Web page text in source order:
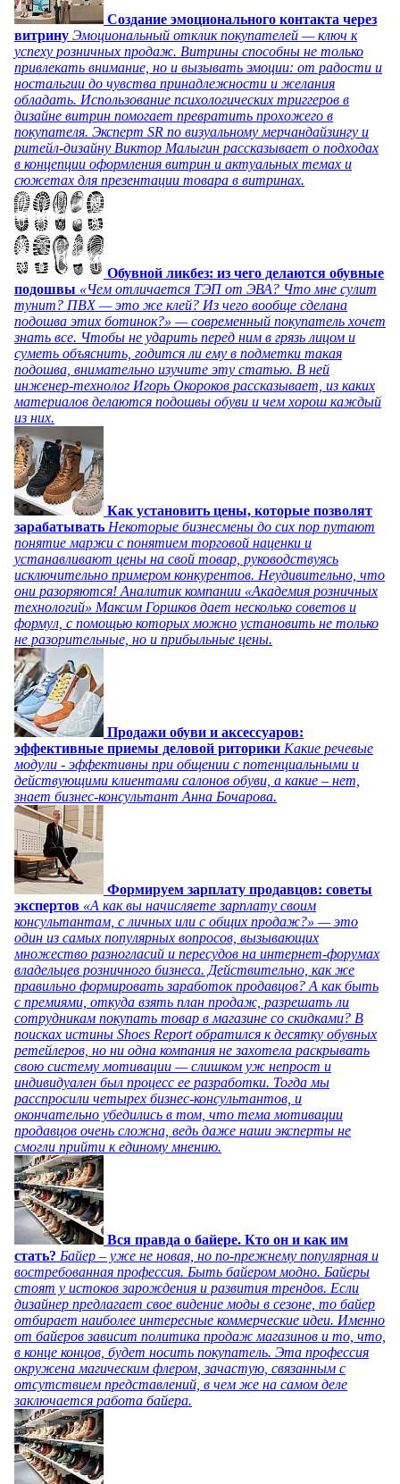
Создание эмоционального контакта через
витрину Эмоциональный отклик покупателей — ключ к
успеху розничных продаж. Витрины способны не только
привлекать внимание, но и вызывать эмоции: от радости и
ностальгии до чувства принадлежности и желания
обладать. Использование психологических триггеров в
дизайне витрин помогает превратить прохожего в
покупателя. Эксперт SR по визуальному мерчандайзингу и
ритейл-дизайну Виктор Малыгин рассказывает о подходах
в концепции оформления витрин и актуальных темах и
сюжетах для презентации товара в витринах.
Обувной ликбез: из чего делаются обувные
подошвы «Чем отличается ТЭП от ЭВА? Что мне сулит
тунит? ПВХ — это же клей? Из чего вообще сделана
подошва этих ботинок?» — современный покупатель хочет
знать все. Чтобы не ударить перед ним в грязь лицом и
суметь объяснить, годится ли ему в подметки такая
подошва, внимательно изучите эту статью. В ней
инженер-технолог Игорь Окороков рассказывает, из каких
материалов делаются подошвы обуви и чем хорош каждый
из них.
Как установить цены, которые позволят
зарабатывать Некоторые бизнесмены до сих пор путают
понятие маржи с понятием торговой наценки и
устанавливают цены на свой товар, руководствуясь
исключительно примером конкурентов. Неудивительно, что
они разоряются! Аналитик компании «Академия розничных
технологий» Максим Горшков дает несколько советов и
формул, с помощью которых можно установить не только
не разорительные, но и прибыльные цены.
Продажи обуви и аксессуаров:
эффективные приемы деловой риторики Какие речевые
модули - эффективны при общении с потенциальными и
действующими клиентами салонов обуви, а какие – нет,
знает бизнес-консультант Анна Бочарова.
Формируем зарплату продавцов: советы
экспертов «А как вы начисляете зарплату своим
консультантам, с личных или с общих продаж?» — это
один из самых популярных вопросов, вызывающих
множество разногласий и пересудов на интернет-форумах
владельцев розничного бизнеса. Действительно, как же
правильно формировать заработок продавцов? А как быть
с премиями, откуда взять план продаж, разрешать ли
сотрудникам покупать товар в магазине со скидками? В
поисках истины Shoes Report обратился к десятку обувных
ретейлеров, но ни одна компания не захотела раскрывать
свою систему мотивации — слишком уж непрост и
индивидуален был процесс ее разработки. Тогда мы
расспросили четырех бизнес-консультантов, и
окончательно убедились в том, что тема мотивации
продавцов очень сложна, ведь даже наши эксперты не
смогли прийти к единому мнению.
Вся правда о байере. Кто он и как им
стать? Байер – уже не новая, но по-прежнему популярная и
востребованная профессия. Быть байером модно. Байеры
стоят у истоков зарождения и развития трендов. Если
дизайнер предлагает свое видение моды в сезоне, то байер
отбирает наиболее интересные коммерческие идеи. Именно
от байеров зависит политика продаж магазинов и то, что,
в конце концов, будет носить покупатель. Эта профессия
окружена магическим флером, зачастую, связанным с
отсутствием представлений, в чем же на самом деле
заключается работа байера.